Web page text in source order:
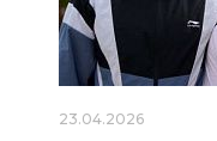
23.04.2026